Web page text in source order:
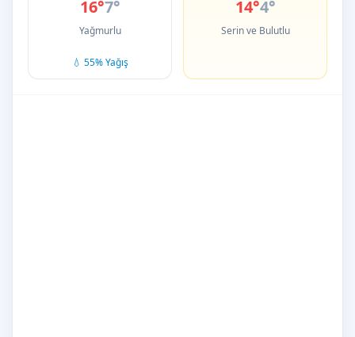
16°7°
Yağmurlu
💧 55% Yağış
14°4°
Serin ve Bulutlu